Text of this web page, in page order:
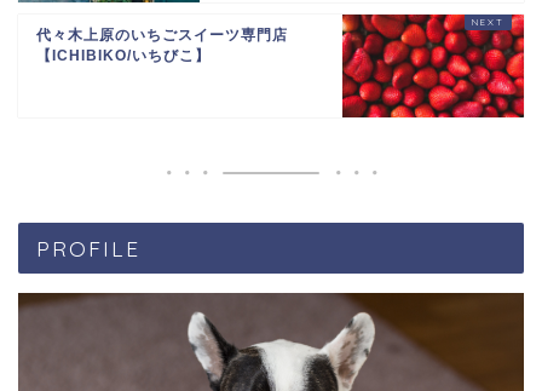
代々木上原のいちごスイーツ専門店
【ICHIBIKO/いちびこ】
PROFILE